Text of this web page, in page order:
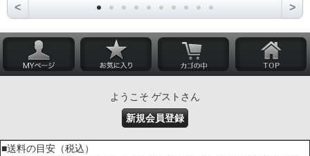
< >
ようこそ ゲストさん
新規会員登録
■送料の目安（税込）